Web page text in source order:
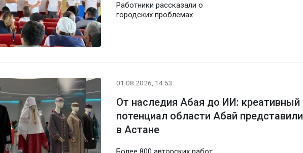
Работники рассказали о
городских проблемах
01.08.2026, 14:53
От наследия Абая до ИИ: креативный
потенциал области Абай представили
в Астане